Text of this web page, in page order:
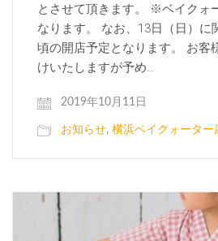
とさせて頂きます。 ※ベイクォ
なります。 なお、13日（日）に
頃の開店予定となります。 お客
けいたしますが予め…
2019年10月11日
お知らせ, 横浜ベイクォーター